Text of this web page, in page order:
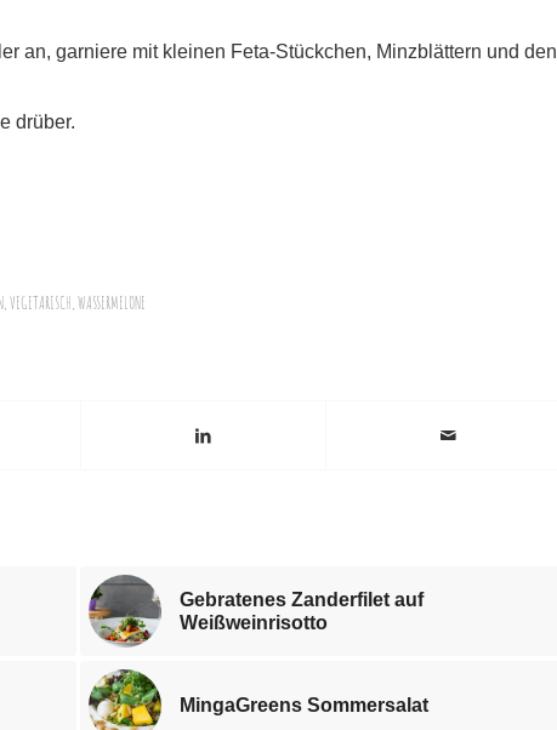
an, garniere mit kleinen Feta-Stückchen, Minzblättern und den
drüber.
,VEGETARISCH,WASSERMELONE
Gebratenes Zanderfilet auf
Weißweinrisotto
MingaGreens Sommersalat